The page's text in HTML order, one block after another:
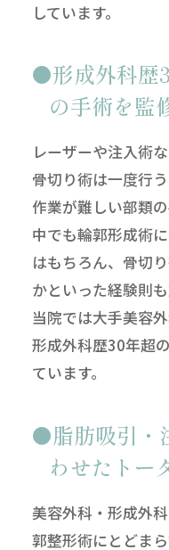
しています。
形成外科歴
の手術を監
レーザーや注入術
骨切り術は一度行
作業が難しい部類
中でも輪郭形成術
はもちろん、骨切
かといった経験則
当院では大手美容
形成外科歴30年超
ています。
脂肪吸引・
わせたトー
美容外科・形成外
郭整形術にとどま